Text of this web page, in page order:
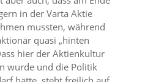
in der Varta Aktie
mussten, während
quasi „hinten
hier der Aktienkultur
wurde und die Politik